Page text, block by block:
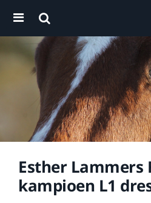
Esther Lammers
kampioen L1